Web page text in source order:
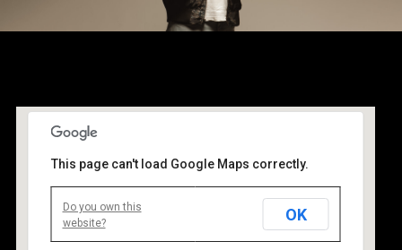
Marne la vallée
Marne la vallée - Marne la vallée
This page can't load Google Maps correctly.
Do you own this
website?
OK